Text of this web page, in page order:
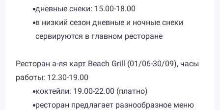
дневные снеки: 15.00-18.00
в низкий сезон дневные и ночные снеки
сервируются в главном ресторане
Ресторан а-ля карт Beach Grill (01/06-30/09), часы
работы: 12.30-19.00
коктейли: 19.00-22.00 (платно)
ресторан предлагает разнообразное меню